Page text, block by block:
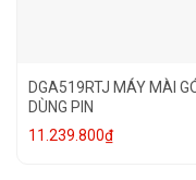
DGA519RTJ MÁY MÀI
DÙNG PIN
11.239.800₫